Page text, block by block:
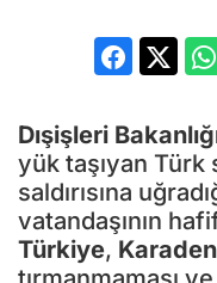
Dışişleri
yük taşıyan Türk
saldırısına
vatandaşının
Türkiye,